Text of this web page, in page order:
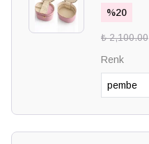
%20
₺ 2,100.00
Renk